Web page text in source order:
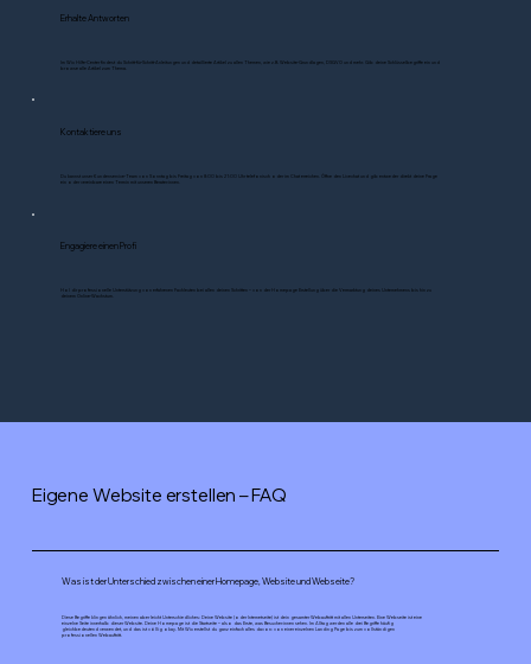
Erhalte Antworten
Im Wix Hilfe-Center findest du Schritt-für-Schritt-Anleitungen und detaillierte Artikel zu allen Themen, wie z.B. Website-Grundlagen, DSGVO und mehr. Gib deine Schlüsselbegriffe ein und
browse alle Artikel zum Thema.
Kontaktiere uns
Du kannst unser Kundenservice-Team von Sonntag bis Freitag von 8:00 bis 21:00 Uhr telefonisch oder im Chat erreichen. Öffne den Livechat und gib entweder direkt deine Frage
ein oder vereinbare einen Termin mit unseren Berater:innen.
Engagiere einen Profi
Hol dir professionelle Unterstützung von erfahrenen Fachleuten bei allen deinen Schritten – von der Homepage Erstellung über die Vermarktung deines Unternehmens bis hin zu
deinem Online-Wachstum.
Eigene Website erstellen – FAQ
Was ist der Unterschied zwischen einer Homepage, Website und Webseite?
Diese Begriffe klingen ähnlich, meinen aber leicht Unterschiedliches: Deine Website (oder Internetseite) ist dein gesamter Webauftritt mit allen Unterseiten. Eine Webseite ist eine
einzelne Seite innerhalb dieser Website. Deine Homepage ist die Startseite – also das Erste, was Besucher:innen sehen. Im Alltag werden alle drei Begriffe häufig
gleichbedeutend verwendet, und das ist völlig okay. Mit Wix erstellst du ganz einfach alles davon: von einer einzelnen Landing Page bis zum vollständigen
professionellen Webauftritt.